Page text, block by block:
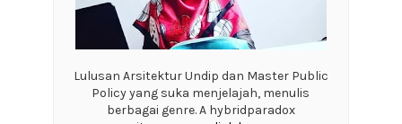
Lulusan Arsitektur Undip dan Master Public
Policy yang suka menjelajah, menulis
berbagai genre. A hybridparadox